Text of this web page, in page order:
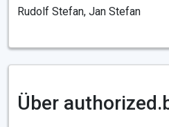
Rudolf Stefan, Jan Stefan
Über